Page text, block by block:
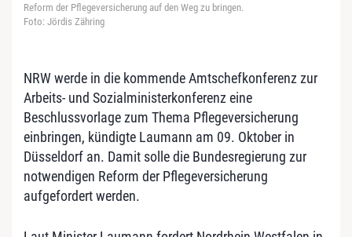
Reform der Pflegeversicherung auf den Weg zu bringen.
Foto: Jördis Zähring
NRW werde in die kommende Amtschefkonferenz zur
Arbeits- und Sozialministerkonferenz eine
Beschlussvorlage zum Thema Pflegeversicherung
einbringen, kündigte Laumann am 09. Oktober in
Düsseldorf an. Damit solle die Bundesregierung zur
notwendigen Reform der Pflegeversicherung
aufgefordert werden.